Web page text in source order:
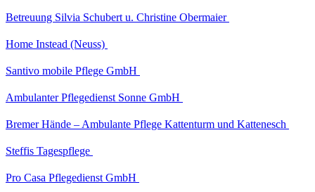
Betreuung Silvia Schubert u. Christine Obermaier
Home Instead (Neuss)
Santivo mobile Pflege GmbH
Ambulanter Pflegedienst Sonne GmbH
Bremer Hände – Ambulante Pflege Kattenturm und Kattenesch
Steffis Tagespflege
Pro Casa Pflegedienst GmbH